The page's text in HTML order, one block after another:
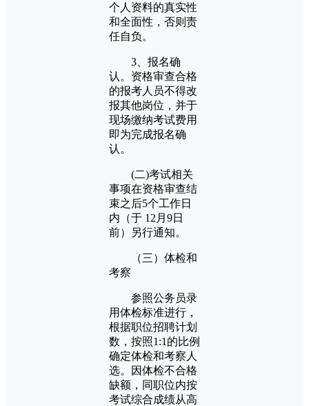
个人资料的真实性
和全面性，否则责
任自负。
3、报名确
认。资格审查合格
的报考人员不得改
报其他岗位，并于
现场缴纳考试费用
即为完成报名确
认。
(二)考试相关
事项在资格审查结
束之后5个工作日
内（于 12月9日
前）另行通知。
（三）体检和
考察
参照公务员录
用体检标准进行，
根据职位招聘计划
数，按照1:1的比例
确定体检和考察人
选。因体检不合格
缺额，同职位内按
考试综合成绩从高